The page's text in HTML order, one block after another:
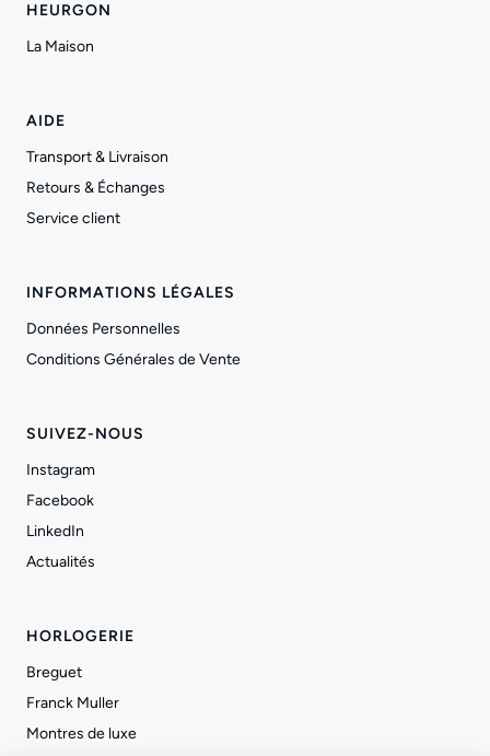
HEURGON
La Maison
AIDE
Transport & Livraison
Retours & Échanges
Service client
INFORMATIONS LÉGALES
Données Personnelles
Conditions Générales de Vente
SUIVEZ-NOUS
Instagram
Facebook
LinkedIn
Actualités
HORLOGERIE
Breguet
Franck Muller
Montres de luxe